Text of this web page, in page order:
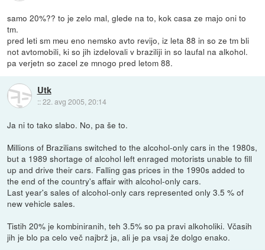
samo 20%?? to je zelo mal, glede na to, kok casa ze majo oni to
tm.
pred leti sm meu eno nemsko avto revijo, iz leta 88 in so ze tm bli
not avtomobili, ki so jih izdelovali v braziliji in so laufal na alkohol.
pa verjetn so zacel ze mnogo pred letom 88.
Utk
::22. avg 2005, 20:14
Ja ni to tako slabo. No, pa še to.
Millions of Brazilians switched to the alcohol-only cars in the 1980s,
but a 1989 shortage of alcohol left enraged motorists unable to fill
up and drive their cars. Falling gas prices in the 1990s added to
the end of the country's affair with alcohol-only cars.
Last year's sales of alcohol-only cars represented only 3.5 % of
new vehicle sales.
Tistih 20% je kombiniranih, teh 3.5% so pa pravi alkoholiki. Včasih
jih je blo pa celo več najbrž ja, ali je pa vsaj že dolgo enako.